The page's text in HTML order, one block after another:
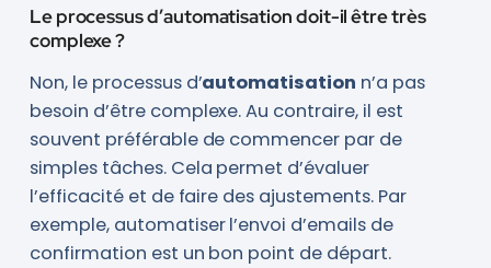
Le processus d’automatisation doit-il être très
complexe ?
Non, le processus d’automatisation n’a pas
besoin d’être complexe. Au contraire, il est
souvent préférable de commencer par de
simples tâches. Cela permet d’évaluer
l’efficacité et de faire des ajustements. Par
exemple, automatiser l’envoi d’emails de
confirmation est un bon point de départ.